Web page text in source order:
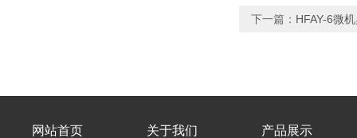
下一篇： HFAY-6微
网站首页 关于我们 产品展示